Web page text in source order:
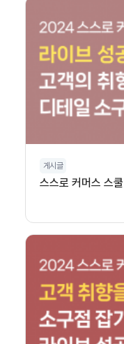
게시글
스스로 커머스 스